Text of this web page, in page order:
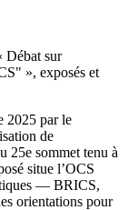
Débat sur
», exposés et
2025 par le
de
25e sommet tenu à
situe l’OCS
— BRICS,
orientations pour